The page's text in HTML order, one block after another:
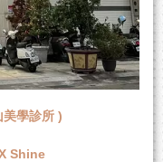
學診所 )
Shine